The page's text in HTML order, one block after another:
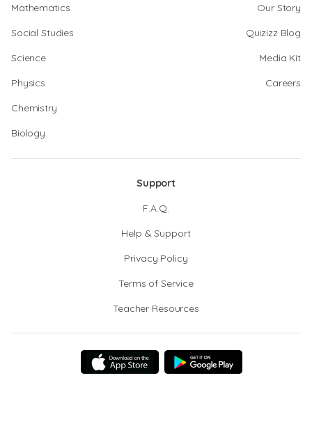
Mathematics
Social Studies
Science
Physics
Chemistry
Biology
Our Story
Quizizz Blog
Media Kit
Careers
Support
F.A.Q.
Help & Support
Privacy Policy
Terms of Service
Teacher Resources